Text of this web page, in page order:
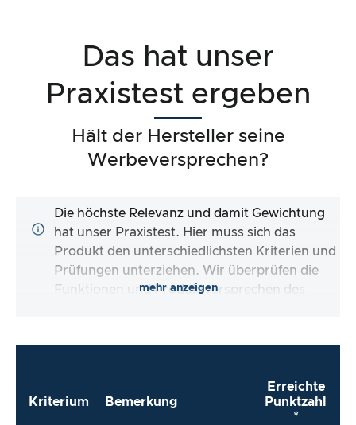
Das hat unser
Praxistest ergeben
Hält der Hersteller seine
Werbeversprechen?
Die höchste Relevanz und damit Gewichtung
hat unser Praxistest. Hier muss sich das
Produkt den unterschiedlichsten Kriterien und
Prüfungen unterziehen. Wir überprüfen die
Funktionen und Produktversprechen des
mehr anzeigen
Kriterium Bemerkung
Erreichte
Punktzahl
*